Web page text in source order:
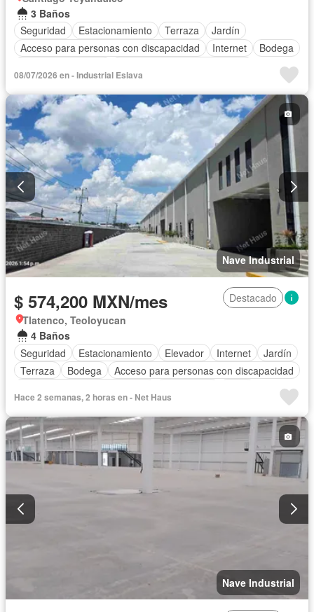
3 Baños
Seguridad
Estacionamiento Terraza
Jardín
Acceso para personas con discapacidad
Internet
Bodega
Electricidad
Agua Gas natural
08/07/2026 en - Industrial Eslava
Nave Industrial
$ 574,200 MXN/mes
Destacado
Tlatenco, Teoloyucan
4 Baños
Seguridad
Estacionamiento Elevador Internet
Jardín
Terraza
Bodega
Acceso para personas con discapacidad
Aire acondicionado
Wifi
Hace 2 semanas, 2 horas en - Net Haus
Nave Industrial